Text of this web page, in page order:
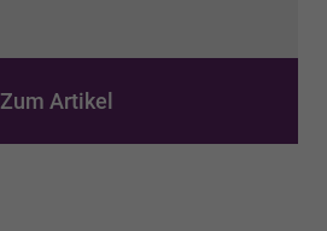
Zum Artikel